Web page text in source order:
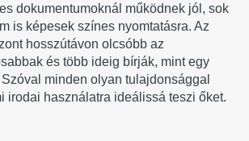
dokumentumoknál működnek jól, sok
is képesek színes nyomtatásra. Az
hosszútávon olcsóbb az
és több ideig bírják, mint egy
minden olyan tulajdonsággal
irodai használatra ideálissá teszi őket.